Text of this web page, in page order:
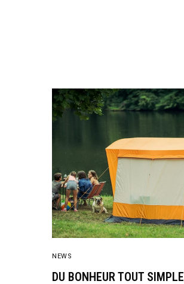
NEWS
DU BONHEUR TOUT SIMPLE